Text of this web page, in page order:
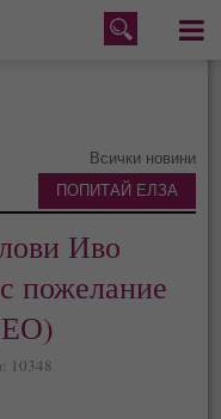
Меню
Всички новини
Иво
пожелание
10348
ПОПИТАЙ ЕЛЗА